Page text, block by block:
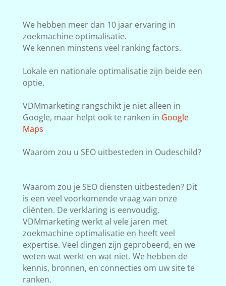
We hebben meer dan 10 jaar ervaring in
zoekmachine optimalisatie.
We kennen minstens veel ranking factors.
Lokale en nationale optimalisatie zijn beide een
optie.
VDMmarketing rangschikt je niet alleen in
Google, maar helpt ook te ranken in Google
Maps
Waarom zou u SEO uitbesteden in Oudeschild?
Waarom zou je SEO diensten uitbesteden? Dit
is een veel voorkomende vraag van onze
cliënten. De verklaring is eenvoudig.
VDMmarketing werkt al vele jaren met
zoekmachine optimalisatie en heeft veel
expertise. Veel dingen zijn geprobeerd, en we
weten wat werkt en wat niet. We hebben de
kennis, bronnen, en connecties om uw site te
ranken.